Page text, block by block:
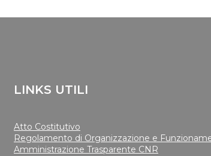
LINKS UTILI
Atto Costitutivo
Regolamento di Organizzazione e
Amministrazione Trasparente CNR